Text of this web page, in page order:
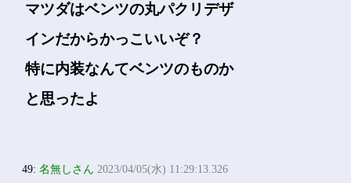
マツダはベンツの丸パクリデザ
インだからかっこいいぞ？
特に内装なんてベンツのものか
と思ったよ
49:名無しさん 2023/04/05(水) 11:29:13.326